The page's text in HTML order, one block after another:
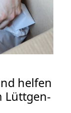
helfen
Lüttgen-